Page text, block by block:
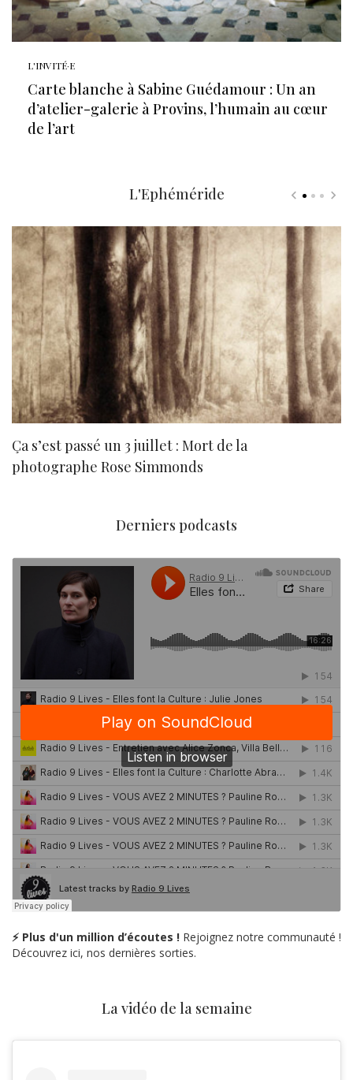
L'INVITÉ·E
Carte blanche à Sabine Guédamour : Un an
d’atelier-galerie à Provins, l’humain au cœur
de l’art
L'Ephéméride
Ça s’est passé un 3 juillet : Mort de la
photographe Rose Simmonds
Derniers podcasts
⚡ Plus d'un million d’écoutes ! Rejoignez notre communauté !
Découvrez ici, nos dernières sorties.
La vidéo de la semaine